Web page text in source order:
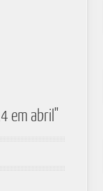
em abril"